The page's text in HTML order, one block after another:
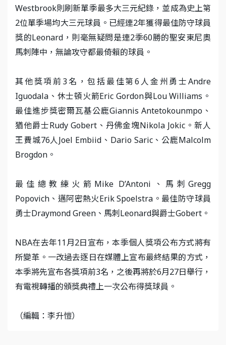
Westbrook則刷新單季最多大三元紀錄，並成為史上第
2位單季場均大三元球員。已經連2年獲得最佳防守球員
獎的Leonard，則毫無疑問是連2季60勝的聖安東尼奧
馬刺陣中，無論攻守都最倚賴的球員。
其他獎項前3名，包括最佳第6人金州勇士Andre
Iguodala、休士頓火箭Eric Gordon與Lou Williams。
最佳進步獎密爾瓦基公鹿Giannis Antetokounmpo、
猶他爵士Rudy Gobert、丹佛金塊Nikola Jokic。新人
王費城76人Joel Embiid、Dario Saric、公鹿Malcolm
Brogdon。
最佳總教練火箭Mike D’Antoni、馬刺Gregg
Popovich、邁阿密熱火Erik Spoelstra。最佳防守球員
勇士Draymond Green、馬刺Leonard與爵士Gobert。
NBA在去年11月2日宣布，本季個人獎項公布方式將有
所變革。一改過去逐日在媒體上宣布最終結果的方式，
本季將先宣布各獎項前3名，之後再將於6月27日舉行，
有電視轉播的頒獎典禮上一次公布得獎球員。
（編輯：李升愷）